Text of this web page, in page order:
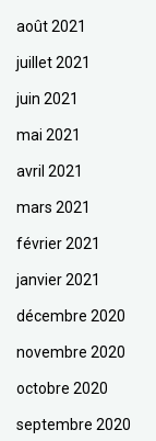
août 2021
juillet 2021
juin 2021
mai 2021
avril 2021
mars 2021
février 2021
janvier 2021
décembre 2020
novembre 2020
octobre 2020
septembre 2020